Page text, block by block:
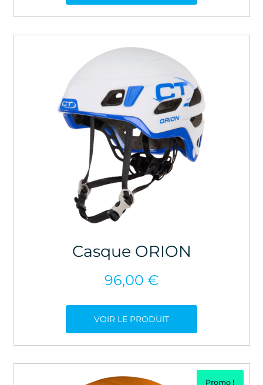
Casque ORION
96,00 €
VOIR LE PRODUIT
Promo !